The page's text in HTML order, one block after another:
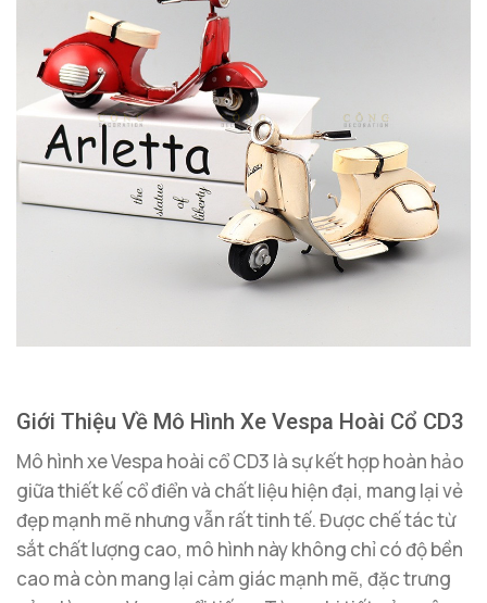
Giới Thiệu Về Mô Hình Xe Vespa Hoài Cổ CD3
Mô hình xe Vespa hoài cổ CD3 là sự kết hợp hoàn hảo
giữa thiết kế cổ điển và chất liệu hiện đại, mang lại vẻ
đẹp mạnh mẽ nhưng vẫn rất tinh tế. Được chế tác từ
sắt chất lượng cao, mô hình này không chỉ có độ bền
cao mà còn mang lại cảm giác mạnh mẽ, đặc trưng